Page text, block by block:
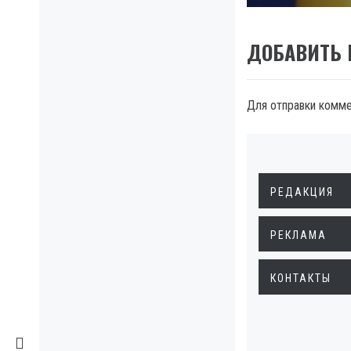
ДОБАВИТЬ
Для отправки
РЕДАКЦИЯ
РЕКЛАМА
КОНТАКТЫ